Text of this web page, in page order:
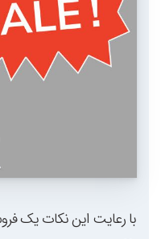
با رعایت این نکات یک